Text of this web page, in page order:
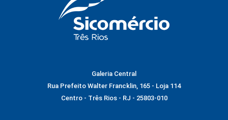
Galeria Central
Rua Prefeito Walter Francklin, 165 - Loja 114
Centro - Três Rios - RJ - 25803-010